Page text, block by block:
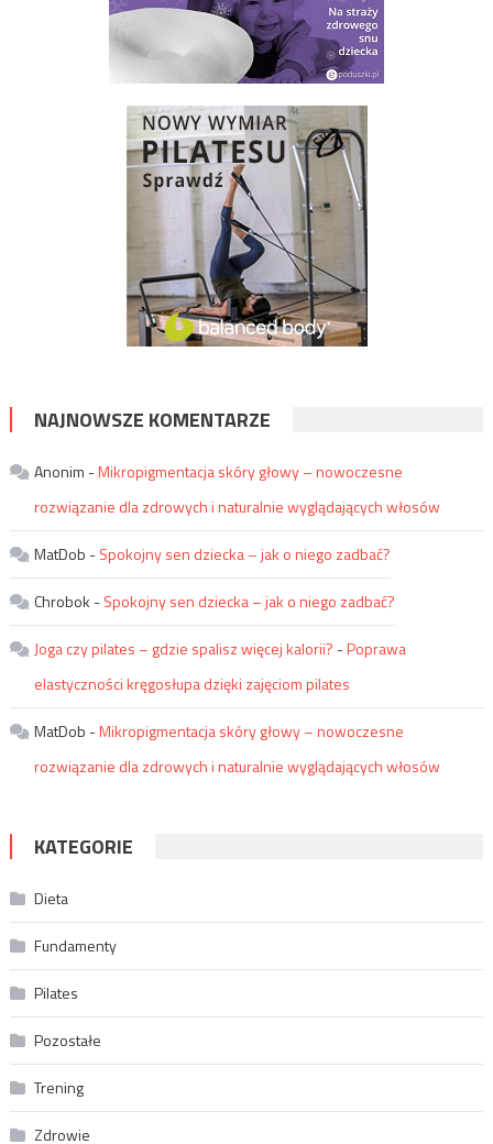
NAJNOWSZE KOMENTARZE
Anonim -Mikropigmentacja skóry głowy – nowoczesne
rozwiązanie dla zdrowych i naturalnie wyglądających włosów
MatDob -Spokojny sen dziecka – jak o niego zadbać?
Chrobok -Spokojny sen dziecka – jak o niego zadbać?
Joga czy pilates – gdzie spalisz więcej kalorii? -Poprawa
elastyczności kręgosłupa dzięki zajęciom pilates
MatDob -Mikropigmentacja skóry głowy – nowoczesne
rozwiązanie dla zdrowych i naturalnie wyglądających włosów
KATEGORIE
Dieta
Fundamenty
Pilates
Pozostałe
Trening
Zdrowie